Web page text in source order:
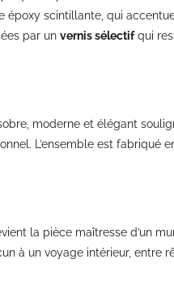
scintillante, qui
par unvernis sélectifqui
moderne et élégant
L’ensemble est fabriqué
la pièce maîtresse d’un
à un voyage intérieur, entre